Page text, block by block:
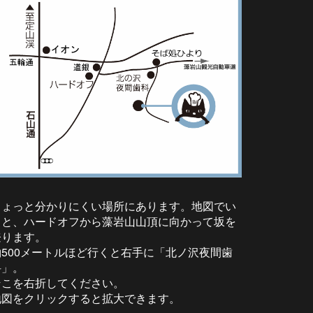
っと分かりにくい場所にあります。地図でい
、ハードオフから藻岩山山頂に向かって坂を
ます。
メートルほど行くと右手に「北ノ沢夜間歯
。
を右折してください。
をクリックすると拡大できます。